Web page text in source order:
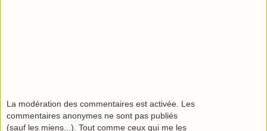
La modération des commentaires est activée. Les
commentaires anonymes ne sont pas publiés
(sauf les miens...). Tout comme ceux qui me les